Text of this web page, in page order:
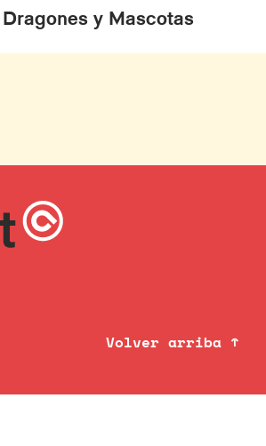
Dragones y Mascotas
Volver arriba ↑